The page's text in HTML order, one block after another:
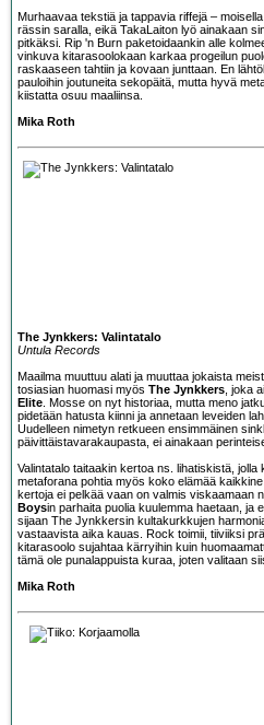
Murhaavaa tekstiä ja tappavia riffejä –
rässin saralla, eikä TakaLaiton lyö ainakaan
pitkäksi. Rip 'n Burn paketoidaankin alle
vinkuva kitarasoolokaan karkaa progeilun
raskaaseen tahtiin ja kovaan junttaan. En
pauloihin joutuneita sekopäitä, mutta hyvä
kiistatta osuu maaliinsa.
Mika Roth
The Jynkkers: Valintatalo
Untula Records
Maailma muuttuu alati ja muuttaa jokaista
tosiasian huomasi myös The Jynkkers , joka
Elite . Mosse on nyt historiaa, mutta meno
pidetään hatusta kiinni ja annetaan leveiden
Uudelleen nimetyn retkueen ensimmäinen
päivittäistavarakaupasta, ei ainakaan
Valintatalo taitaakin kertoa ns. lihatiskistä,
metaforana pohtia myös koko elämää
kertoja ei pelkää vaan on valmis viskaamaan
Boysin parhaita puolia kuulemma haetaan, ja
sijaan The Jynkkersin kultakurkkujen
vastaavista aika kauas. Rock toimii, tiiviiksi
kitarasoolo sujahtaa kärryihin kuin
tämä ole punalappuista kuraa, joten valitaan
Mika Roth